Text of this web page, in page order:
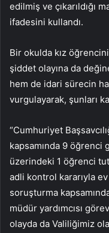
edilmiş ve çıkarıldığı
ifadesini kullandı.
Bir okulda kız
şiddet olayına da
hem de idari sürecin
vurgulayarak, şunları
“Cumhuriyet
kapsamında 9 öğrenci
üzerindeki 1 öğrenci
adli kontrol kararıyla
soruşturma
müdür yardımcısı
olayda da Valiliğimiz